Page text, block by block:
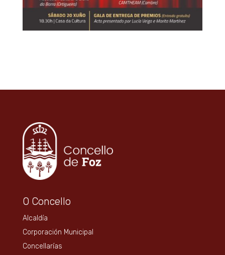
O Concello
Alcaldía
Corporación Municipal
Concellarías